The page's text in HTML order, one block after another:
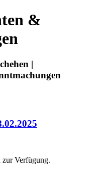
&
|
Verfügung.